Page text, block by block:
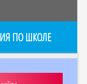
ПО ШКОЛЕ